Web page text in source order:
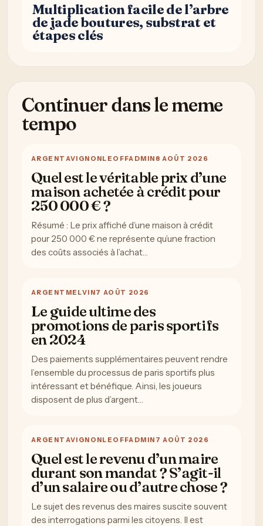
Multiplication facile de l’arbre
de jade boutures, substrat et
étapes clés
Continuer dans le meme
tempo
ARGENT AVIGNONLEOFFADMIN 8 AOÛT 2026
Quel est le véritable prix d’une
maison achetée à crédit pour
250 000 € ?
Résumé : Le prix affiché d’une maison à crédit
pour 250 000 € ne représente qu’une fraction
des coûts associés à l’achat…
ARGENT MELVIN7 AOÛT 2026
Le guide ultime des
promotions de paris sportifs
en 2024
Des paiements supplémentaires peuvent rendre
l’ensemble du processus de paris sportifs plus
intéressant et bénéfique. Ainsi, les joueurs
disposent de plus d’argent…
ARGENT AVIGNONLEOFFADMIN 7 AOÛT 2026
Quel est le revenu d’un maire
durant son mandat ? S’agit-il
d’un salaire ou d’autre chose ?
Le sujet des revenus des maires suscite souvent
des interrogations parmi les citoyens. Il est